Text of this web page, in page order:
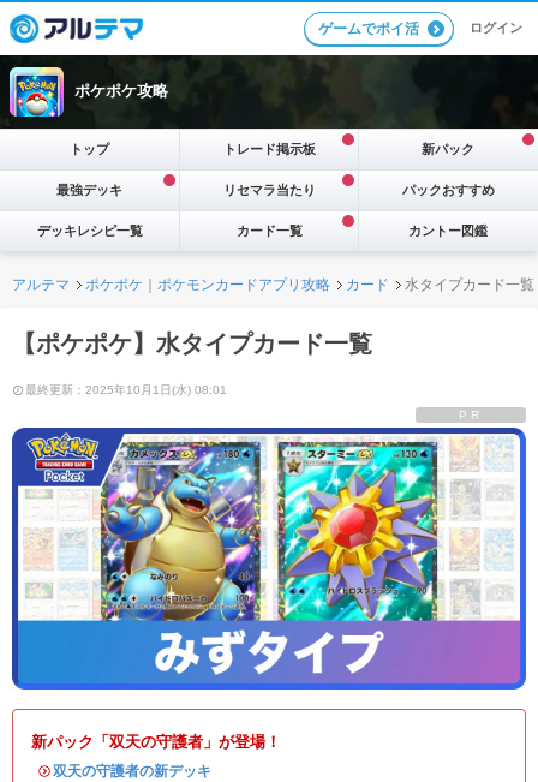
ゲームでポイ活 ログイン
ポケポケ攻略
トップ トレード掲示板 新パック
最強デッキ リセマラ当たり パックおすすめ
デッキレシピ一覧 カード一覧 カントー図鑑
アルテマ ポケポケ｜ポケモンカードアプリ攻略 カード 水タイプカード一覧
【ポケポケ】水タイプカード一覧
最終更新：2025年10月1日(水) 08:01
PR
新パック「双天の守護者」が登場！
・双天の守護者の新デッキ